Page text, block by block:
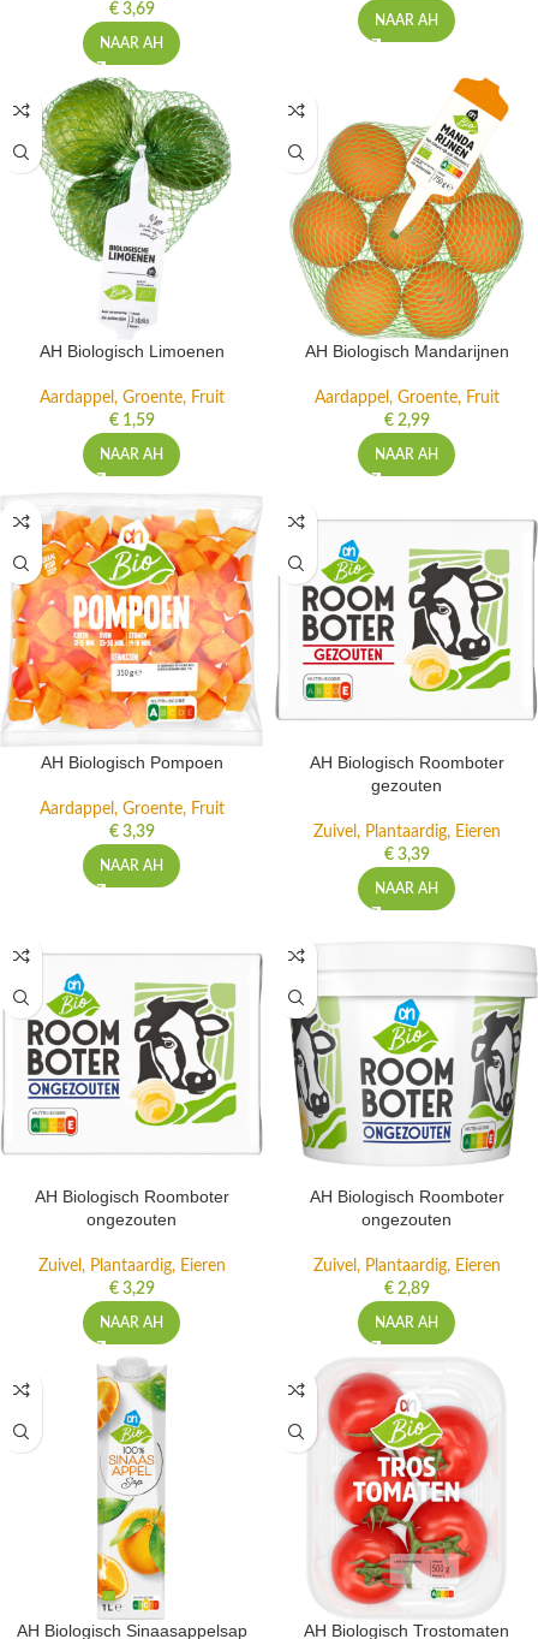
€3,69
NAAR AH
NAAR AH
AH Biologisch Limoenen
Aardappel, Groente, Fruit
€1,59
NAAR AH
AH Biologisch Mandarijnen
Aardappel, Groente, Fruit
€2,99
NAAR AH
AH Biologisch Pompoen
Aardappel, Groente, Fruit
€3,39
NAAR AH
AH Biologisch Roomboter
gezouten
Zuivel, Plantaardig, Eieren
€3,39
NAAR AH
AH Biologisch Roomboter
ongezouten
Zuivel, Plantaardig, Eieren
€3,29
NAAR AH
AH Biologisch Roomboter
ongezouten
Zuivel, Plantaardig, Eieren
€2,89
NAAR AH
AH Biologisch Sinaasappelsap AH Biologisch Trostomaten